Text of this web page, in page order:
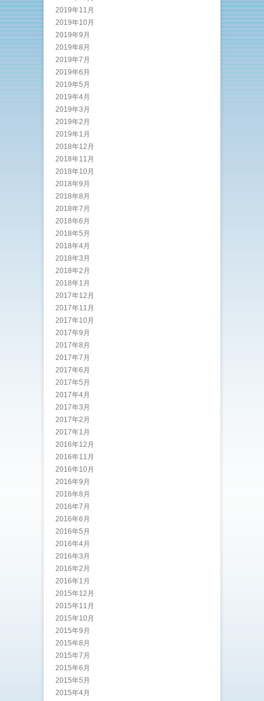
2019年11月
2019年10月
2019年9月
2019年8月
2019年7月
2019年6月
2019年5月
2019年4月
2019年3月
2019年2月
2019年1月
2018年12月
2018年11月
2018年10月
2018年9月
2018年8月
2018年7月
2018年6月
2018年5月
2018年4月
2018年3月
2018年2月
2018年1月
2017年12月
2017年11月
2017年10月
2017年9月
2017年8月
2017年7月
2017年6月
2017年5月
2017年4月
2017年3月
2017年2月
2017年1月
2016年12月
2016年11月
2016年10月
2016年9月
2016年8月
2016年7月
2016年6月
2016年5月
2016年4月
2016年3月
2016年2月
2016年1月
2015年12月
2015年11月
2015年10月
2015年9月
2015年8月
2015年7月
2015年6月
2015年5月
2015年4月